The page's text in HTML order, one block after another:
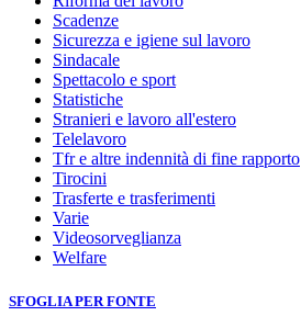
Scadenze
Sicurezza e igiene sul lavoro
Sindacale
Spettacolo e sport
Statistiche
Stranieri e lavoro all'estero
Telelavoro
Tfr e altre indennità di fine rapporto
Tirocini
Trasferte e trasferimenti
Varie
Videosorveglianza
Welfare
SFOGLIA PER FONTE